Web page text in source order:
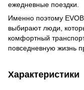
ежедневные поездки.
Именно поэтому
выбирают люди,
комфортный
повседневную жизнь
Характеристики